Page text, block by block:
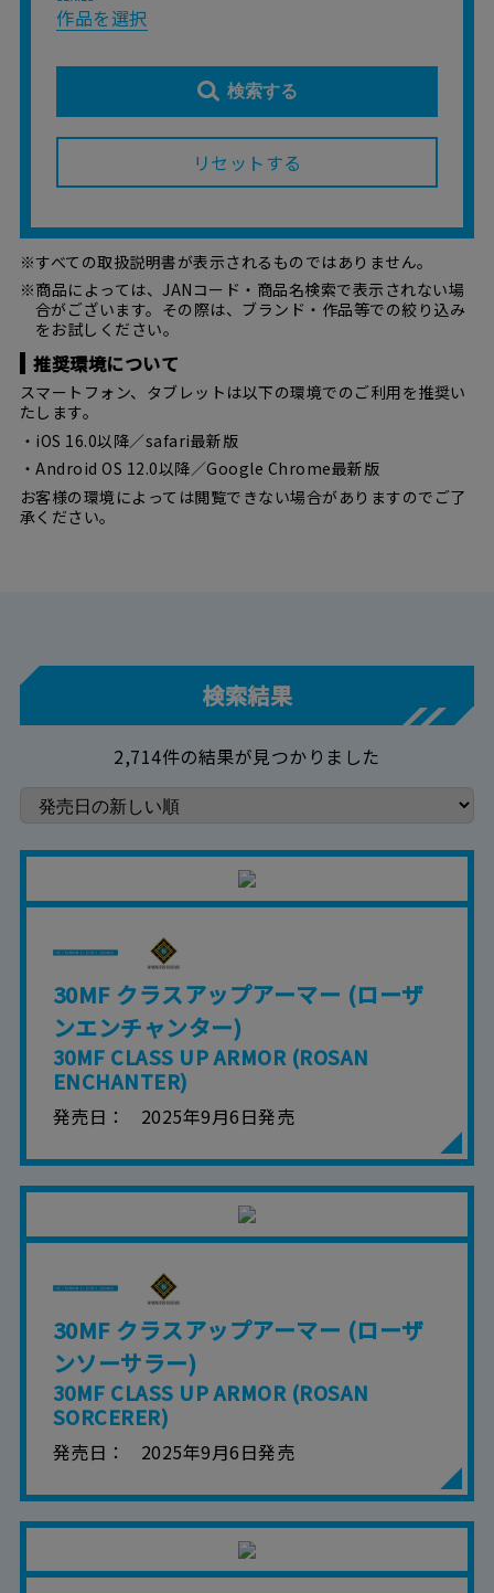
作品を選択
リセットする
検索する
※すべての取扱説明書が表示されるものではありません。
※商品によっては、JANコード・商品名検索で表示されない場
合がございます。その際は、ブランド・作品等での絞り込み
をお試しください。
推奨環境について
スマートフォン、タブレットは以下の環境でのご利用を推奨い
たします。
・iOS 16.0以降／safari最新版
・Android OS 12.0以降／Google Chrome最新版
お客様の環境によっては閲覧できない場合がありますのでご了
承ください。
検索結果
2,714件の結果が見つかりました
30MF クラスアップアーマー (ローザ
ンエンチャンター)
30MF CLASS UP ARMOR (ROSAN
ENCHANTER)
発売日 2025年9月6日発売
30MF クラスアップアーマー (ローザ
ンソーサラー)
30MF CLASS UP ARMOR (ROSAN
SORCERER)
発売日 2025年9月6日発売